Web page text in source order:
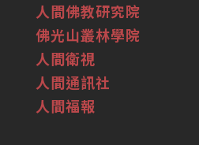
人間佛教研究院
佛光山叢林學院
人間衛視
人間通訊社
人間福報